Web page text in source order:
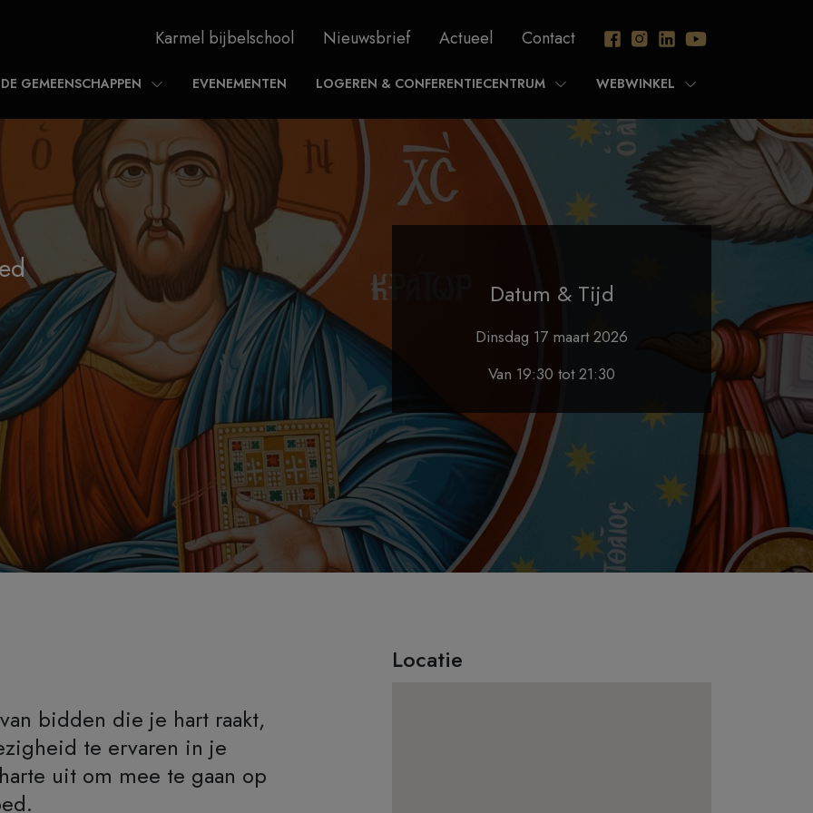
Karmel bijbelschool Nieuwsbrief Actueel Contact
DE GEMEENSCHAPPEN EVENEMENTEN LOGEREN & CONFERENTIECENTRUM WEBWINKEL
Datum & Tijd
Dinsdag 17 maart 2026
Van 19:30 tot 21:30
bidden die je hart raakt,
te ervaren in je
uit om mee te gaan op
Locatie